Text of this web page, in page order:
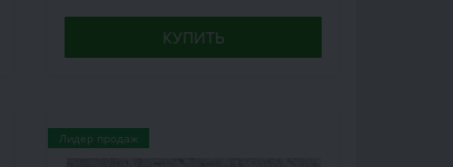
КУПИТЬ
Лидер продаж